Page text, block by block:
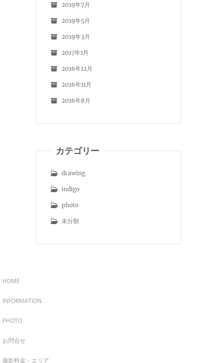
2019年7月
2019年5月
2019年3月
2017年1月
2016年12月
2016年11月
2016年8月
カテゴリー
drawing
indigo
photo
未分類
HOME
INFORMATION
PHOTO
お問合せ
撮影料金・エリア